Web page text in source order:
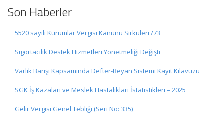
Son Haberler
5520 sayılı Kurumlar Vergisi Kanunu Sirküleri /73
Sigortacılık Destek Hizmetleri Yönetmeliği Değişti
Varlık Barışı Kapsamında Defter-Beyan Sistemi Kayıt Kılavuzu
SGK İş Kazaları ve Meslek Hastalıkları İstatistikleri – 2025
Gelir Vergisi Genel Tebliği (Seri No: 335)